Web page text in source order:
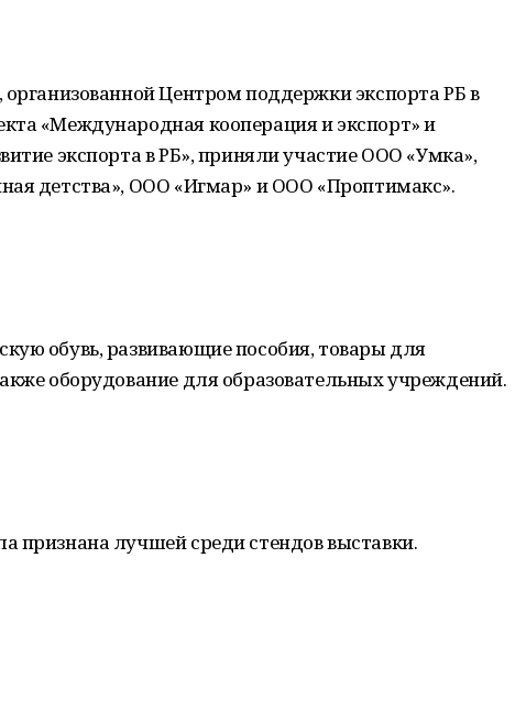
Центром поддержки экспорта РБ в
«Международная кооперация и экспорт» и
экспорта в РБ», приняли участие ООО «Умка»,
детства», ООО «Игмар» и ООО «Проптимакс».
обувь, развивающие пособия, товары для
оборудование для образовательных учреждений.
признана лучшей среди стендов выставки.